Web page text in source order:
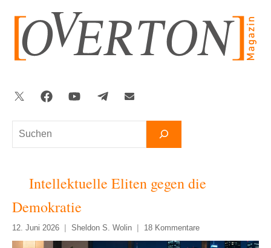
springen
Suchen
Twitter FacebookYouTubeTelegram
Intellektuelle Eliten gegen die
Demokratie
12. Juni 2026 Sheldon S. Wolin 18 Kommentare